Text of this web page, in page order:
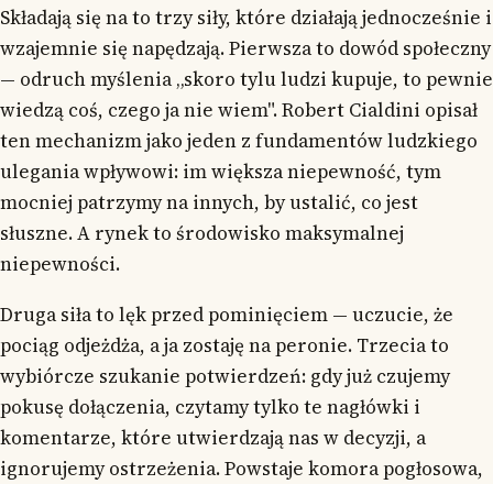
Składają się na to trzy siły, które działają jednocześnie i
wzajemnie się napędzają. Pierwsza to dowód społeczny
— odruch myślenia „skoro tylu ludzi kupuje, to pewnie
wiedzą coś, czego ja nie wiem". Robert Cialdini opisał
ten mechanizm jako jeden z fundamentów ludzkiego
ulegania wpływowi: im większa niepewność, tym
mocniej patrzymy na innych, by ustalić, co jest
słuszne. A rynek to środowisko maksymalnej
niepewności.
Druga siła to lęk przed pominięciem — uczucie, że
pociąg odjeżdża, a ja zostaję na peronie. Trzecia to
wybiórcze szukanie potwierdzeń: gdy już czujemy
pokusę dołączenia, czytamy tylko te nagłówki i
komentarze, które utwierdzają nas w decyzji, a
ignorujemy ostrzeżenia. Powstaje komora pogłosowa,